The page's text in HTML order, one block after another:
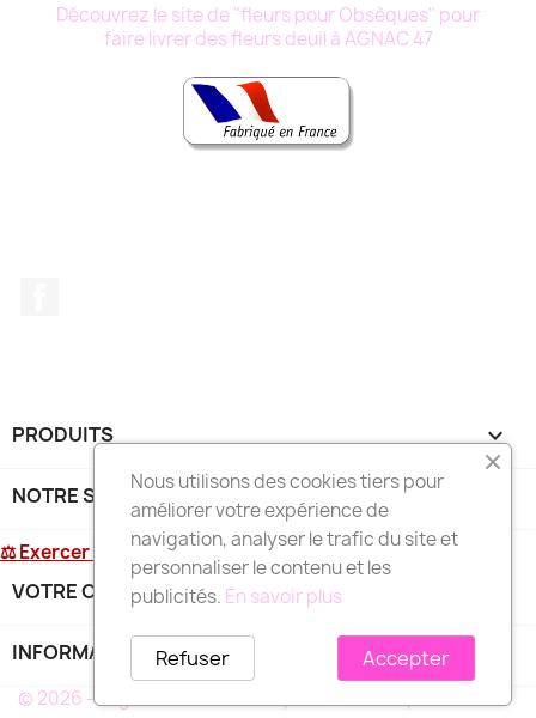
Découvrez le site de "fleurs pour Obsèques" pour
faire livrer des fleurs deuil à AGNAC 47
PRODUITS 
NOTRE SOCIÉTÉ
⚖ Exercer mon droit de rétractation
VOTRE COMPTE
INFORMATIONS
© 2026 - Logiciel e-commerce par PrestaShop™
Nous utilisons des cookies tiers pour
améliorer votre expérience de
navigation, analyser le trafic du site et
personnaliser le contenu et les
publicités. En savoir plus
Accepter
Refuser